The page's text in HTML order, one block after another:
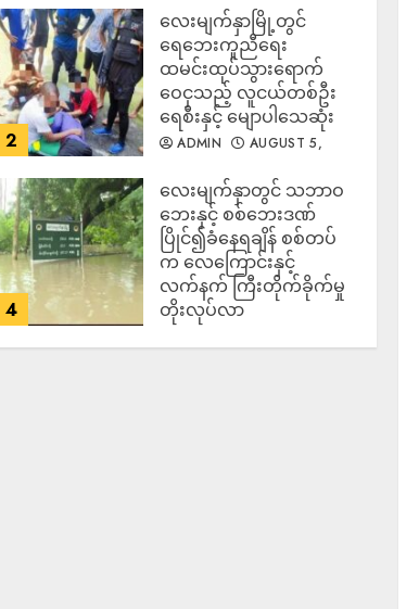
2
လေးမျက်နှာမြို့တွင်
ရေဘေးကူညီရေး
ထမင်းထုပ်သွားရောက်
ဝေငှသည့် လူငယ်တစ်ဦး
ရေစီးနှင့် မျောပါသေဆုံး
ADMIN
AUGUST 5,
4
‎လေးမျက်နှာတွင် သဘာဝ
ဘေးနှင့် စစ်ဘေးဒဏ်
ပြိုင်၍ခံနေရချိန် စစ်တပ်
က လေကြောင်းနှင့်
လက်နက် ကြီးတိုက်ခိုက်မှု
တိုးလုပ်လာ